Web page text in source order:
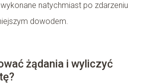
natychmiast po zdarzeniu
dowodem.
żądania i wyliczyć